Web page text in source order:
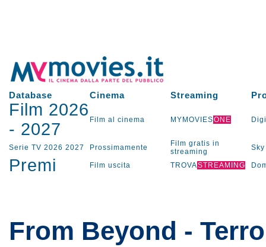
Database Cinema Streaming
Film 2026
- 2027 Film al cinema MYMOVIESONE
Serie TV 2026 2027 Prossimamente
Film gratis in
streaming
Sky
Premi Film uscita TROVASTREAMING
From Beyond -